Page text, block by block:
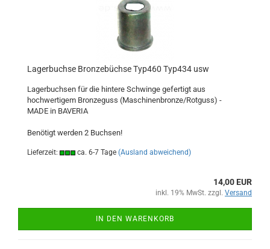
Lagerbuchse Bronzebüchse Typ460 Typ434 usw
Lagerbuchsen für die hintere Schwinge gefertigt aus
hochwertigem Bronzeguss (Maschinenbronze/Rotguss) -
MADE in BAVERIA
Benötigt werden 2 Buchsen!
Lieferzeit: ca. 6-7 Tage (Ausland abweichend)
14,00 EUR
inkl. 19% MwSt. zzgl. Versand
IN DEN WARENKORB